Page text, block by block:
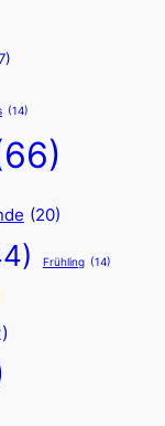
(14)
(20)
Frühling (14)